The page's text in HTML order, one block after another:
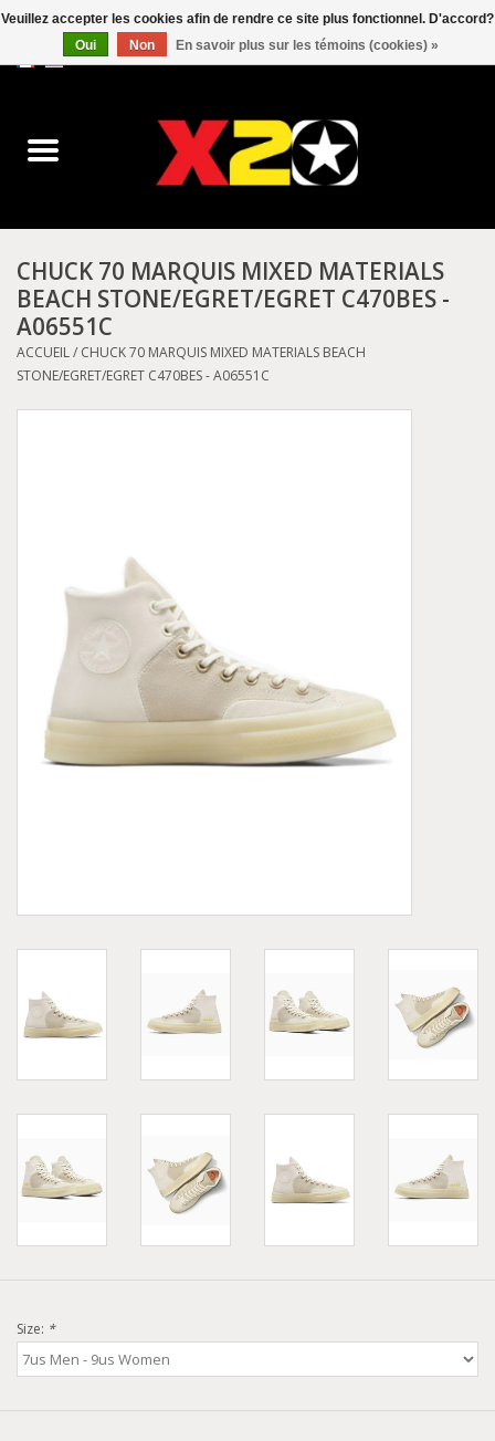
0 Articles - C$0.00
Converse
Kickers
Birkenstock
Vans
Autres marques
Vêtements
CHUCK 70 MARQUIS MIXED MATERIALS
BEACH STONE/EGRET/EGRET C470BES -
A06551C
ACCUEIL/ CHUCK 70 MARQUIS MIXED MATERIALS BEACH
STONE/EGRET/EGRET C470BES - A06551C
Size: *
Veuillez accepter les cookies afin de rendre ce site plus fonctionnel. D'accord?
Oui
Non En savoir plus sur les témoins (cookies) »